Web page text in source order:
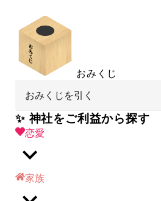
おみくじ
おみくじを引く
✨ 神社をご利益から探す
恋愛
家族